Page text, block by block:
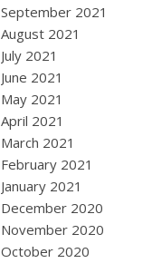
September 2021
August 2021
July 2021
June 2021
May 2021
April 2021
March 2021
February 2021
January 2021
December 2020
November 2020
October 2020